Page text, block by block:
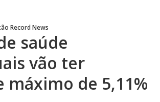
Record News
saúde
vão ter
máximo de 5,11%